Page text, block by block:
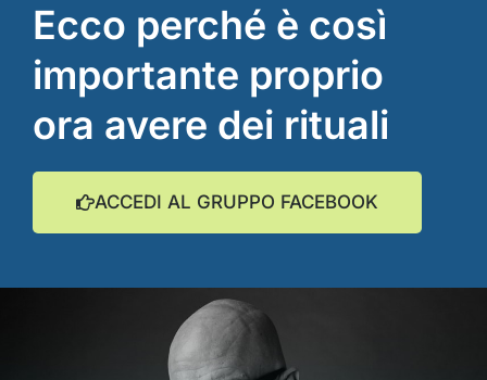
Ecco perché è così
importante proprio
ora avere dei rituali
ACCEDI AL GRUPPO FACEBOOK